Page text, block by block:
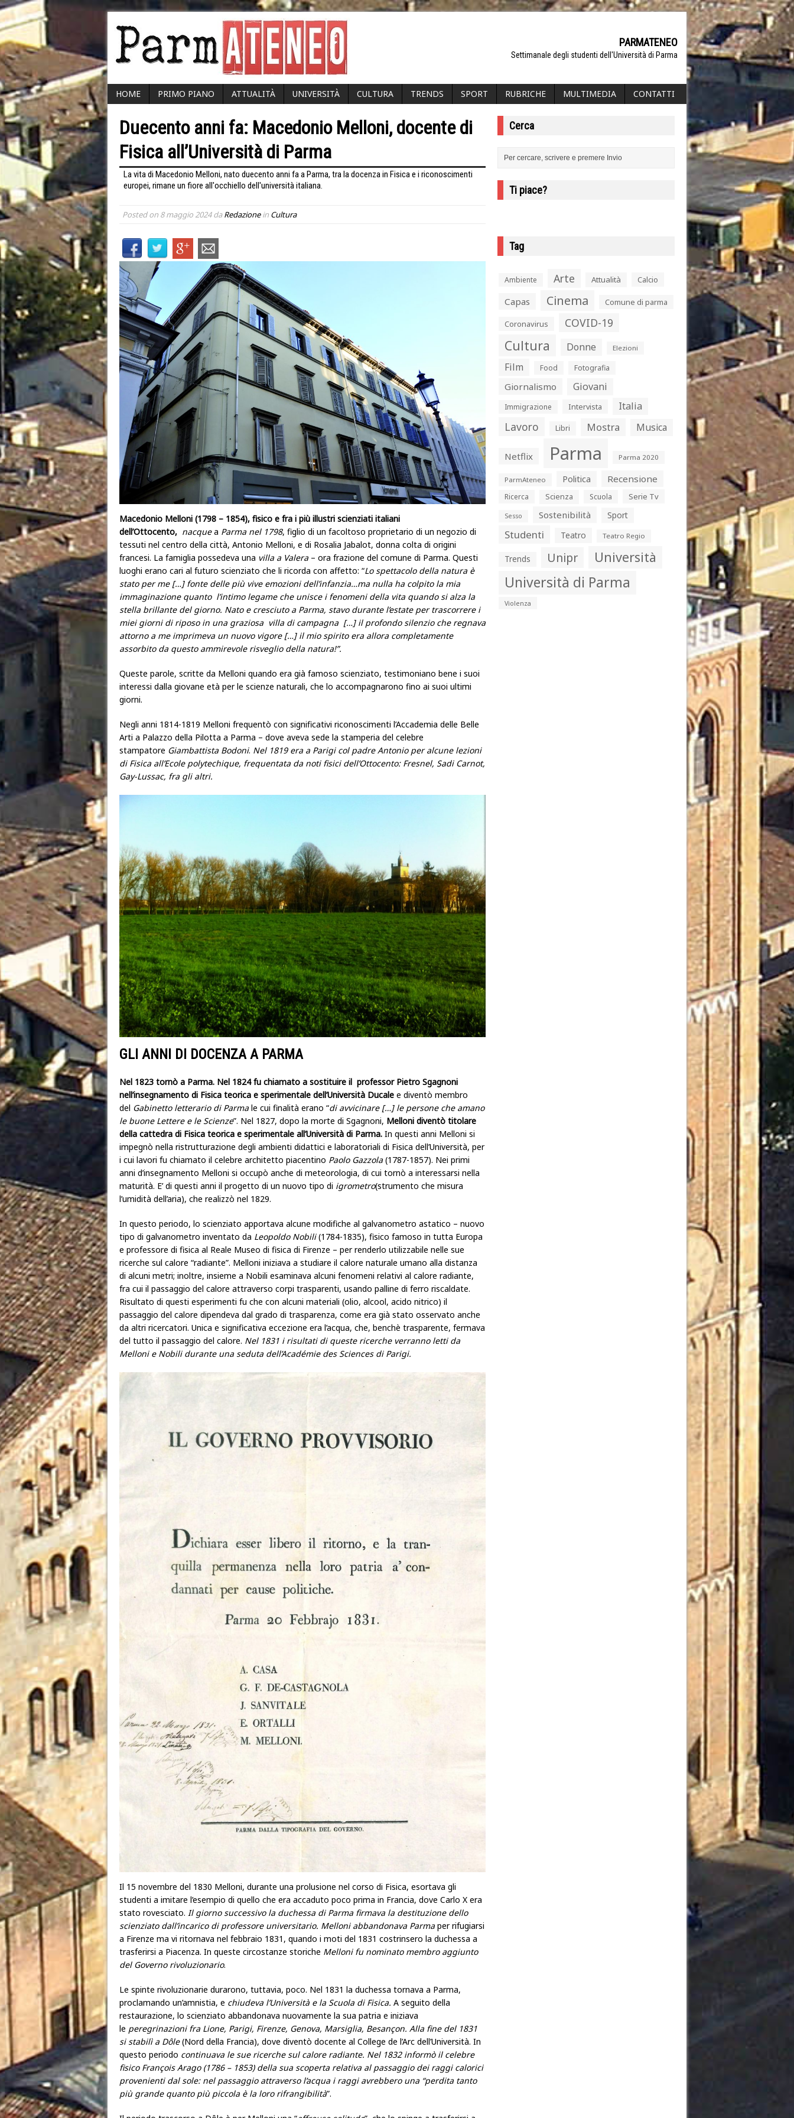
PARMATENEO
Settimanale degli studenti dell'Università di Parma
HOME PRIMO PIANO ATTUALITÀ UNIVERSITÀ CULTURA TRENDS SPORT RUBRICHE MULTIMEDIA CONTATTI
Duecento anni fa: Macedonio Melloni, docente di
Fisica all’Università di Parma
La vita di Macedonio Melloni, nato duecento anni fa a Parma, tra la docenza in Fisica e i riconoscimenti
europei, rimane un fiore all'occhiello dell'università italiana.
Posted on 8 maggio 2024daRedazionein Cultura
Macedonio Melloni (1798 – 1854), fisico e fra i più illustri scienziati italiani
dell’Ottocento, nacquea Parma nel 1798, figlio di un facoltoso proprietario di un negozio di
tessuti nel centro della città, Antonio Melloni, e di Rosalia Jabalot, donna colta di origini
francesi. La famiglia possedeva una villa a Valera – ora frazione del comune di Parma. Questi
luoghi erano cari al futuro scienziato che li ricorda con affetto: “Lo spettacolo della natura è
stato per me […] fonte delle più vive emozioni dell’infanzia…ma nulla ha colpito la mia
immaginazione quanto l’intimo legame che unisce i fenomeni della vita quando si alza la
stella brillante del giorno. Nato e cresciuto a Parma, stavo durante l’estate per trascorrere i
miei giorni di riposo in una graziosa villa di campagna […] il profondo silenzio che regnava
attorno a me imprimeva un nuovo vigore […] il mio spirito era allora completamente
assorbito da questo ammirevole risveglio della natura!”.
Queste parole, scritte da Melloni quando era già famoso scienziato, testimoniano bene i suoi
interessi dalla giovane età per le scienze naturali, che lo accompagnarono fino ai suoi ultimi
giorni.
Negli anni 1814-1819 Melloni frequentò con significativi riconoscimenti l’Accademia delle Belle
Arti a Palazzo della Pilotta a Parma – dove aveva sede la stamperia del celebre
stampatore Giambattista Bodoni. Nel 1819 era a Parigi col padre Antonio per alcune lezioni
di Fisica all’Ecole polytechique, frequentata da noti fisici dell’Ottocento: Fresnel, Sadi Carnot,
Gay-Lussac, fra gli altri.
GLI ANNI DI DOCENZA A PARMA
Nel 1823 tornò a Parma. Nel 1824 fu chiamato a sostituire il professor Pietro Sgagnoni
nell’insegnamento di Fisica teorica e sperimentale dell’Università Ducale e diventò membro
del Gabinetto letterario di Parma le cui finalità erano “di avvicinare […] le persone che amano
le buone Lettere e le Scienze”. Nel 1827, dopo la morte di Sgagnoni, Melloni diventò titolare
della cattedra di Fisica teorica e sperimentale all’Università di Parma. In questi anni Melloni si
impegnò nella ristrutturazione degli ambienti didattici e laboratoriali di Fisica dell’Università, per
i cui lavori fu chiamato il celebre architetto piacentino Paolo Gazzola (1787-1857). Nei primi
anni d’insegnamento Melloni si occupò anche di meteorologia, di cui tornò a interessarsi nella
maturità. E’ di questi anni il progetto di un nuovo tipo di igrometro(strumento che misura
l’umidità dell’aria), che realizzò nel 1829.
In questo periodo, lo scienziato apportava alcune modifiche al galvanometro astatico – nuovo
tipo di galvanometro inventato da Leopoldo Nobili(1784-1835), fisico famoso in tutta Europa
e professore di fisica al Reale Museo di fisica di Firenze – per renderlo utilizzabile nelle sue
ricerche sul calore “radiante”. Melloni iniziava a studiare il calore naturale umano alla distanza
di alcuni metri; inoltre, insieme a Nobili esaminava alcuni fenomeni relativi al calore radiante,
fra cui il passaggio del calore attraverso corpi trasparenti, usando palline di ferro riscaldate.
Risultato di questi esperimenti fu che con alcuni materiali (olio, alcool, acido nitrico) il
passaggio del calore dipendeva dal grado di trasparenza, come era già stato osservato anche
da altri ricercatori. Unica e significativa eccezione era l’acqua, che, benchè trasparente, fermava
del tutto il passaggio del calore. Nel 1831 i risultati di queste ricerche verranno letti da
Melloni e Nobili durante una seduta dell’Académie des Sciences di Parigi.
Il 15 novembre del 1830 Melloni, durante una prolusione nel corso di Fisica, esortava gli
studenti a imitare l’esempio di quello che era accaduto poco prima in Francia, dove Carlo X era
stato rovesciato. Il giorno successivo la duchessa di Parma firmava la destituzione dello
scienziato dall’incarico di professore universitario. Melloni abbandonava Parma per rifugiarsi
a Firenze ma vi ritornava nel febbraio 1831, quando i moti del 1831 costrinsero la duchessa a
trasferirsi a Piacenza. In queste circostanze storiche Melloni fu nominato membro aggiunto
del Governo rivoluzionario.
Le spinte rivoluzionarie durarono, tuttavia, poco. Nel 1831 la duchessa tornava a Parma,
proclamando un’amnistia, e chiudeva l’Università e la Scuola di Fisica. A seguito della
restaurazione, lo scienziato abbandonava nuovamente la sua patria e iniziava
le peregrinazioni fra Lione, Parigi, Firenze, Genova, Marsiglia, Besançon. Alla fine del 1831
si stabilì a Dôle(Nord della Francia), dove diventò docente al College de l’Arc dell’Università. In
questo periodo continuava le sue ricerche sul calore radiante. Nel 1832 informò il celebre
fisico François Arago (1786 – 1853) della sua scoperta relativa al passaggio dei raggi calorici
provenienti dal sole: nel passaggio attraverso l’acqua i raggi avrebbero una “perdita tanto
più grande quanto più piccola è la loro rifrangibilità”.
Cerca
Ti piace?
Tag
Ambiente Arte Attualità Calcio
Capas Cinema Comune di parma
Coronavirus COVID-19
Cultura Donne Elezioni
Film Food Fotografia
Giornalismo Giovani
Immigrazione Intervista Italia
Lavoro Libri Mostra Musica
Netflix Parma Parma 2020
ParmAteneo Politica Recensione
Ricerca Scienza Scuola Serie Tv
Sesso Sostenibilità Sport
Studenti Teatro Teatro Regio
Trends Unipr Università
Università di Parma
Violenza